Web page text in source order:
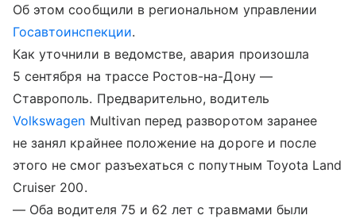
Об этом сообщили в региональном управлении
Госавтоинспекции.
Как уточнили в ведомстве, авария произошла
5 сентября на трассе Ростов-на-Дону —
Ставрополь. Предварительно, водитель
Volkswagen Multivan перед разворотом заранее
не занял крайнее положение на дороге и после
этого не смог разъехаться с попутным Toyota Land
Cruiser 200.
— Оба водителя 75 и 62 лет с травмами были